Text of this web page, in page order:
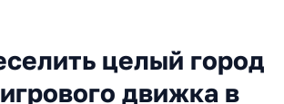
целый город
движка в